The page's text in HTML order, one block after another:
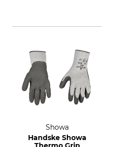
Showa
Handske Showa